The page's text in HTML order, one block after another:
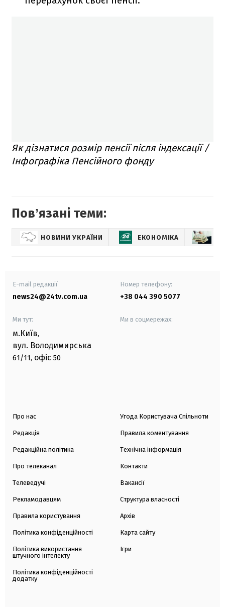
Як дізнатися розмір пенсії після індексації /
Інфографіка Пенсійного фонду
Повʼязані теми:
НОВИНИ УКРАЇНИ ЕКОНОМІКА
E-mail редакції
news24@24tv.com.ua
Номер телефону:
+38 044 390 5077
Ми тут:
м.Київ,
вул. Володимирська
61/11, офіс 50
Ми в соцмережах:
Про нас
Редакція
Редакційна політика
Про телеканал
Телеведучі
Рекламодавцям
Правила користування
Політика конфіденційності
Політика використання
штучного інтелекту
Політика конфіденційності
додатку
Угода Користувача Спільноти
Правила коментування
Технічна інформація
Контакти
Вакансії
Структура власності
Архів
Карта сайту
Ігри